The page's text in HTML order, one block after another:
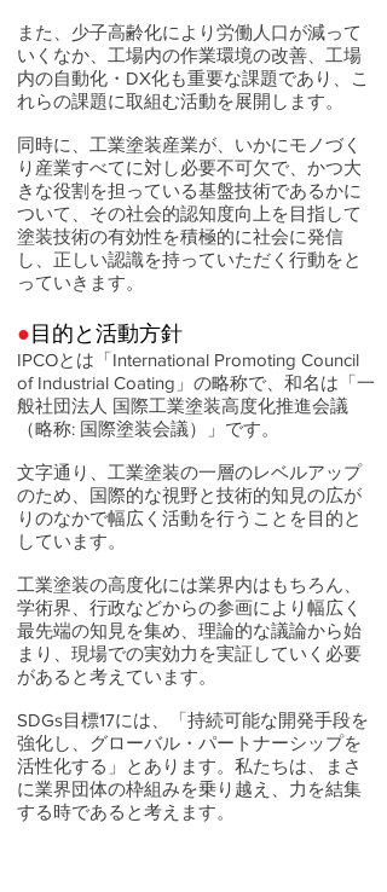
また、少子高齢化により労働人口が減って
いくなか、工場内の作業環境の改善、工場
内の自動化・DX化も重要な課題であり、こ
れらの課題に取組む活動を展開します。
同時に、工業塗装産業が、いかにモノづく
り産業すべてに対し必要不可欠で、かつ大
きな役割を担っている基盤技術であるかに
ついて、その社会的認知度向上を目指して
塗装技術の有効性を積極的に社会に発信
し、正しい認識を持っていただく行動をと
っていきます。
● 目的と活動方針
IPCOとは「International Promoting Council
of Industrial Coating」の略称で、和名は「一
般社団法人 国際工業塗装高度化推進会議
（略称: 国際塗装会議）」です。
文字通り、工業塗装の一層のレベルアップ
のため、国際的な視野と技術的知見の広が
りのなかで幅広く活動を行うことを目的と
しています。
工業塗装の高度化には業界内はもちろん、
学術界、行政などからの参画により幅広く
最先端の知見を集め、理論的な議論から始
まり、現場での実効力を実証していく必要
があると考えています。
SDGs目標17には、「持続可能な開発手段を
強化し、グローバル・パートナーシップを
活性化する」とあります。私たちは、まさ
に業界団体の枠組みを乗り越え、力を結集
する時であると考えます。